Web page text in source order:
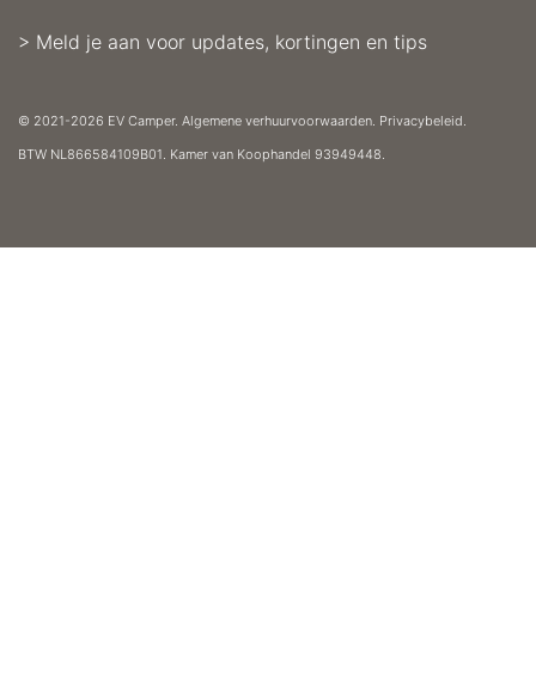
> Meld je aan voor updates, kortingen en tips
© 2021-2026 EV Camper. Algemene verhuurvoorwaarden Privacybeleid
BTW NL866584109B01. Kamer van Koophandel 93949448.